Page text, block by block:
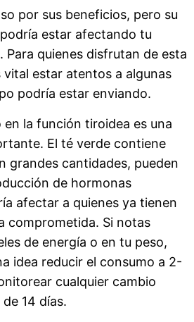
por sus beneficios, pero su
estar afectando tu
Para quienes disfrutan de esta
vital estar atentos a algunas
podría estar enviando.
la función tiroidea es una
El té verde contiene
grandes cantidades, pueden
de hormonas
afectar a quienes ya tienen
comprometida. Si notas
de energía o en tu peso,
idea reducir el consumo a 2-
cualquier cambio
14 días.